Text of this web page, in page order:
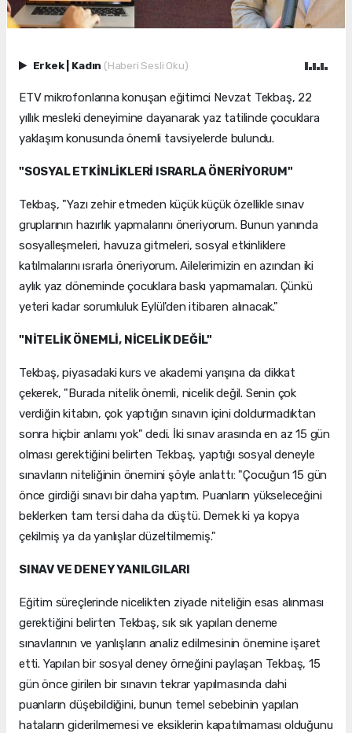
Erkek Kadın (Haberi Sesli Oku)
ETV mikrofonlarına konuşan eğitimci Nevzat Tekbaş, 22
yıllık mesleki deneyimine dayanarak yaz tatilinde çocuklara
yaklaşım konusunda önemli tavsiyelerde bulundu.
"SOSYAL ETKİNLİKLERİ ISRARLA ÖNERİYORUM"
Tekbaş, "Yazı zehir etmeden küçük küçük özellikle sınav
gruplarının hazırlık yapmalarını öneriyorum. Bunun yanında
sosyalleşmeleri, havuza gitmeleri, sosyal etkinliklere
katılmalarını ısrarla öneriyorum. Ailelerimizin en azından iki
aylık yaz döneminde çocuklara baskı yapmamaları. Çünkü
yeteri kadar sorumluluk Eylül'den itibaren alınacak."
"NİTELİK ÖNEMLİ, NİCELİK DEĞİL"
Tekbaş, piyasadaki kurs ve akademi yarışına da dikkat
çekerek, "Burada nitelik önemli, nicelik değil. Senin çok
verdiğin kitabın, çok yaptığın sınavın içini doldurmadıktan
sonra hiçbir anlamı yok" dedi. İki sınav arasında en az 15 gün
olması gerektiğini belirten Tekbaş, yaptığı sosyal deneyle
sınavların niteliğinin önemini şöyle anlattı: "Çocuğun 15 gün
önce girdiği sınavı bir daha yaptım. Puanların yükseleceğini
beklerken tam tersi daha da düştü. Demek ki ya kopya
çekilmiş ya da yanlışlar düzeltilmemiş."
SINAV VE DENEY YANILGILARI
Eğitim süreçlerinde nicelikten ziyade niteliğin esas alınması
gerektiğini belirten Tekbaş, sık sık yapılan deneme
sınavlarının ve yanlışların analiz edilmesinin önemine işaret
etti. Yapılan bir sosyal deney örneğini paylaşan Tekbaş, 15
gün önce girilen bir sınavın tekrar yapılmasında dahi
puanların düşebildiğini, bunun temel sebebinin yapılan
hataların giderilmemesi ve eksiklerin kapatılmaması olduğunu